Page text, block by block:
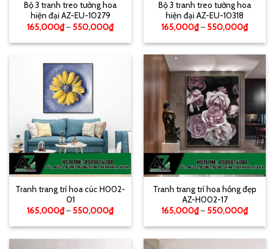
Bộ 3 tranh treo tường hoa
hiện đại AZ-EU-10279
165,000₫– 550,000₫
Bộ 3 tranh treo tường hoa
hiện đại AZ-EU-10318
165,000₫– 550,000₫
Tranh trang trí hoa cúc H002-
01
165,000₫– 550,000₫
Tranh trang trí hoa hồng đẹp
AZ-H002-17
165,000₫– 550,000₫